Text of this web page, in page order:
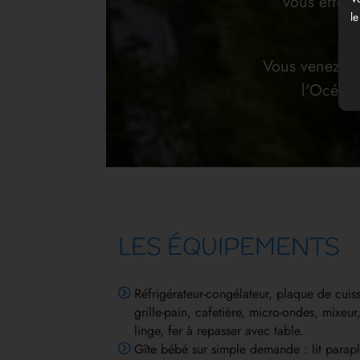
Vous venez
LES ÉQUIPEMENTS
Réfrigérateur-congélateur, plaque de
grille-pain, cafetière, micro-ondes,
linge, fer à repasser avec table.
Gîte bébé sur simple demande : lit